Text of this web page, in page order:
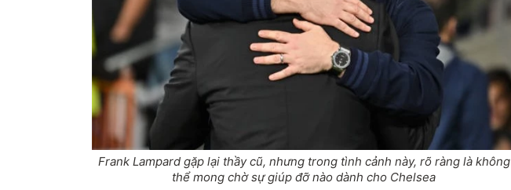
Frank Lampard gặp lại thầy cũ, nhưng trong tình cảnh này, rõ ràng là không
thể mong chờ sự giúp đỡ nào dành cho Chelsea